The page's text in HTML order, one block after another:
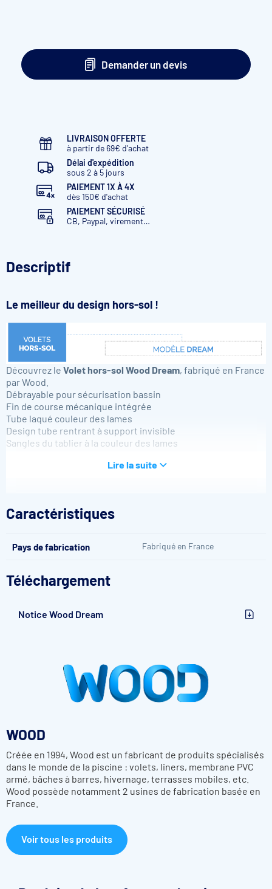
Demander un devis
LIVRAISON OFFERTE
à partir de 69€ d’achat
Délai d'expédition
sous 2 à 5 jours
PAIEMENT 1X À 4X
dès 150€ d'achat
PAIEMENT SÉCURISÉ
CB, Paypal, virement…
Descriptif
Le meilleur du design hors-sol !
Découvrez le Volet hors-sol Wood Dream, fabriqué en France
par Wood.
Débrayable pour sécurisation bassin
Fin de course mécanique intégrée
Tube laqué couleur des lames
Design tube rentrant à support invisible
Sangles du tablier à la couleur des lames
Ailettes ou brosses interchangeables
Design tube rentrant à support invisible
Sangles du tablier à la couleur des lames
Le best-seller de Wood, édition 2024
Caractéristiques techniques du Volet hors-sol
1 ensemble de lames PVC 75 mm de large avec bouchons
obturateurs à ailettes ou à brosses amovibles
Lire la suite
Caractéristiques
Pays de fabrication Fabriqué en France
Téléchargement
Notice Wood Dream
WOOD
Créée en 1994, Wood est un fabricant de produits spécialisés
dans le monde de la piscine : volets, liners, membrane PVC
armé, bâches à barres, hivernage, terrasses mobiles, etc.
Wood possède notamment 2 usines de fabrication basée en
France.
Voir tous les produits